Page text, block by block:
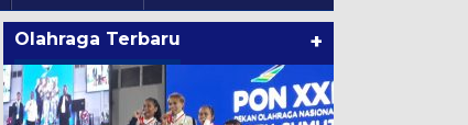
Olahraga Terbaru +